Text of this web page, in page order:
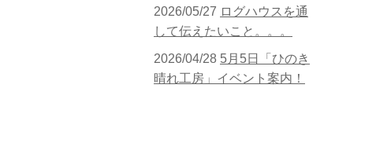
2026/05/27 ログハウスを通
して伝えたいこと。。。
2026/04/28 5月5日「ひのき
晴れ工房」イベント案内！